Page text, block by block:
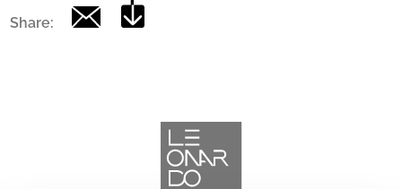
Share: